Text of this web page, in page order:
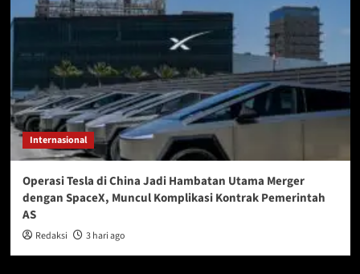
Internasional
Operasi Tesla di China Jadi Hambatan Utama Merger
dengan SpaceX, Muncul Komplikasi Kontrak Pemerintah
AS
Redaksi 3 hari ago